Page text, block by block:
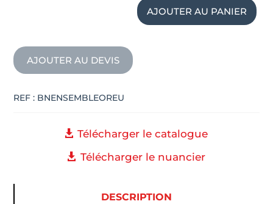
ENSEMBLE
AJOUTER AU PANIER
AJOUTER AU DEVIS
REF : BNENSEMBLEOREU
Télécharger le catalogue
Télécharger le nuancier
DESCRIPTION